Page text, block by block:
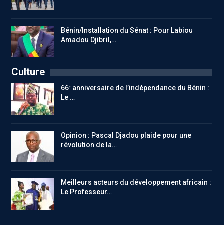
Bénin/Installation du Sénat : Pour Labiou
Amadou Djibril,…
Culture
66ᵉ anniversaire de l’indépendance du Bénin :
Le …
Opinion : Pascal Djadou plaide pour une
révolution de la…
Meilleurs acteurs du développement africain :
Le Professeur…